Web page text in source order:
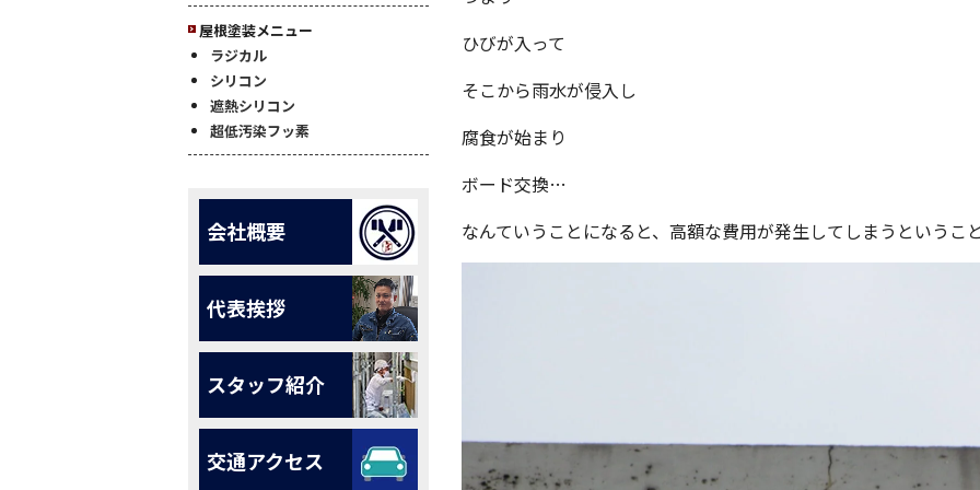
ひびが入って
そこから雨水が侵入し
腐食が始まり
ボード交換…
なんていうことになると、高額な費用が発生してしまうというこ
屋根塗装メニュー
ラジカル
シリコン
遮熱シリコン
超低汚染フッ素
会社概要
代表挨拶
スタッフ紹介
交通アクセス